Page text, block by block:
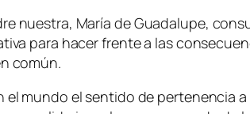
nuestra, María de Guadalupe,
para hacer frente a las
común.
el mundo el sentido de pertenencia